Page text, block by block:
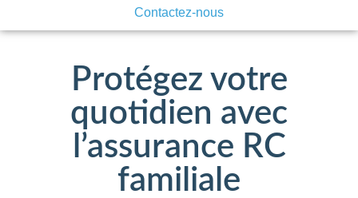
Contactez-nous
Protégez votre
quotidien avec
l’assurance RC
familiale